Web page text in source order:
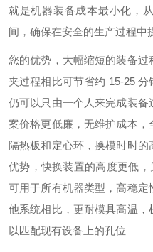
就是机器装备成本最小化，
间，确保在安全的生产过程中
您的优势，大幅缩短的装备
夹过程相比可节省约 15-25
仍可以只由一个人来完成装
案价格更低廉，无维护成本
隔热板和定心环，换模时时
优势，快换装置的高度更低，
可用于所有机器类型，高稳
他系统相比，更耐模具高温，
以匹配现有设备上的孔位